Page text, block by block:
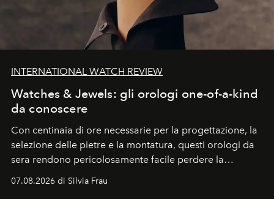
INTERNATIONAL WATCH REVIEW
Watches & Jewels: gli orologi one-of-a-kind
da conoscere
Con centinaia di ore necessarie per la progettazione, la
selezione delle pietre e la montatura, questi orologi da
sera rendono pericolosamente facile perdere la
cognizione del tempo. Ma con quadranti così
07.08.2026 di Silvia Frau